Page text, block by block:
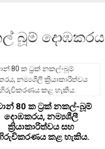
බූම් දොඹකරය
80 ක ට්‍රක් නකල්-බූම්
දොඹකරය, නම්‍යශීලී
ක්‍රියාකාරිත්වය සහ
කළ හැකිය.